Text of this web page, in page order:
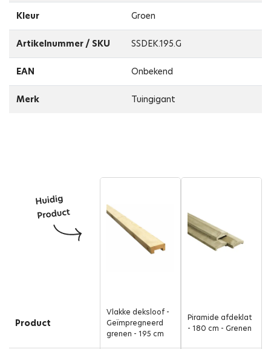
Kleur Groen
Artikelnummer / SKU SSDEK.195.G
EAN Onbekend
Merk Tuingigant
Product
Vlakke deksloof -
Geïmpregneerd
grenen - 195 cm
Piramide afdeklat
- 180 cm - Grenen